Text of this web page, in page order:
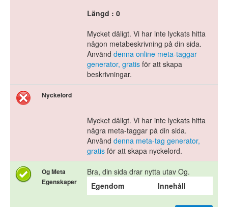
Längd : 0
Mycket dåligt. Vi har inte lyckats hitta
någon metabeskrivning på din sida.
Använd denna online meta-taggar
generator, gratis för att skapa
beskrivningar.
Nyckelord
Mycket dåligt. Vi har inte lyckats hitta
några meta-taggar på din sida.
Använd denna meta-tag generator,
gratis för att skapa nyckelord.
Og Meta
Egenskaper
Bra, din sida drar nytta utav Og.
Egendom
Innehåll